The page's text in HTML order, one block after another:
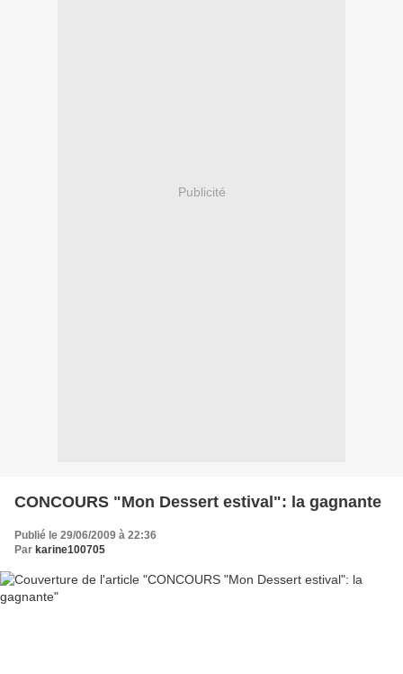
Publicité
CONCOURS "Mon Dessert estival": la gagnante
Publié le 29/06/2009 à 22:36
Par karine100705